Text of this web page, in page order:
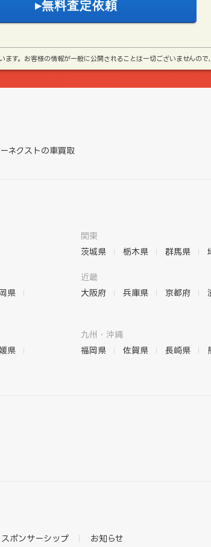
す。お客様の情報が一般に公開されることは一切ございませんの
ネクストの車買取
関東
茨城県
栃木県 群馬県
県
近畿
大阪府
兵庫県 京都府
県
九州・沖縄
福岡県
佐賀県 長崎県
スポンサーシップ お知らせ